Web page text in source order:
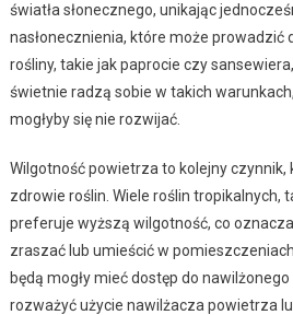
światła słonecznego, unikając
nasłonecznienia, które może prowadzić
rośliny, takie jak paprocie czy
świetnie radzą sobie w takich
mogłyby się nie rozwijać.
Wilgotność powietrza to kolejny czynnik,
zdrowie roślin. Wiele roślin tropikalnych,
preferuje wyższą wilgotność, co
zraszać lub umieścić w
będą mogły mieć dostęp do
rozważyć użycie nawilżacza powietrza